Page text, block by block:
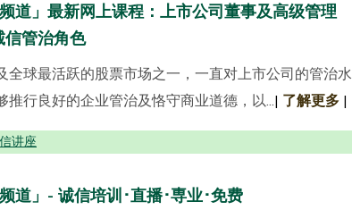
频道」最新网上课程：上市公司董事及高级管理
信管治角色
球最活跃的股票市场之一，一直对上市公司的管治水
行良好的企业管治及恪守商业道德，以...| 了解更多 |
讲座
频道」- 诚信培训･直播･専业･免费